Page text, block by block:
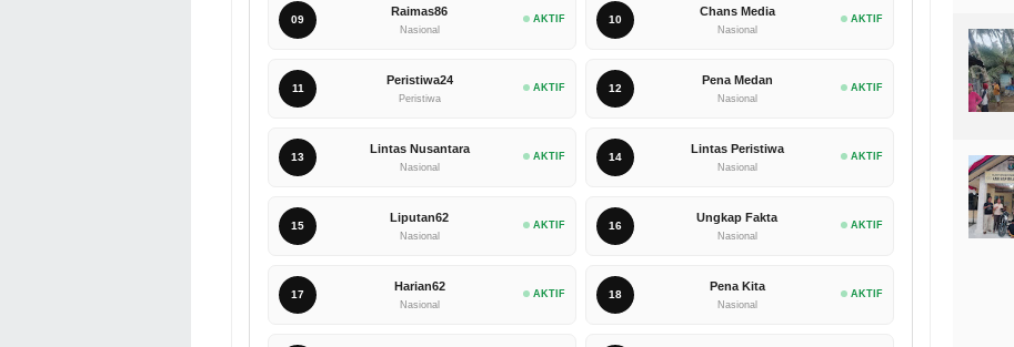
09
Raimas86
Nasional
AKTIF 10
Chans Media
Nasional
AKTIF
11
Peristiwa24
Peristiwa
AKTIF 12
Pena Medan
Nasional
AKTIF
13
Lintas Nusantara
Nasional
AKTIF 14
Lintas Peristiwa
Nasional
AKTIF
15
Liputan62
Nasional
AKTIF 16
Ungkap Fakta
Nasional
AKTIF
17
Harian62
Nasional
AKTIF 18
Pena Kita
Nasional
AKTIF